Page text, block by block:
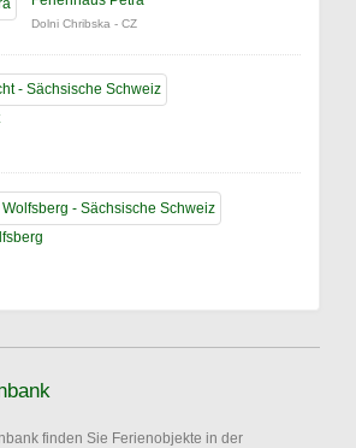
Dolni Chribska - CZ
finden Sie Ferienobjekte in der